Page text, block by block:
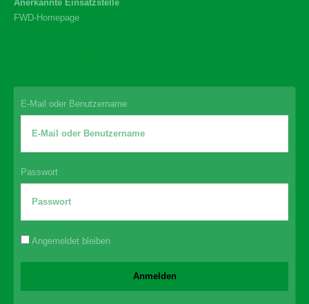
Anerkannte Einsatzstelle
FWD-Homepage
E-Mail oder Benutzername
Passwort
Angemeldet bleiben